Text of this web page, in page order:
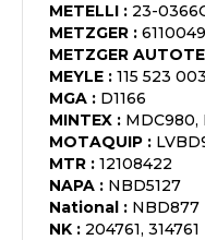
METELLI : 23-
METZGER :
METZGER
MEYLE : 115 523
MGA : D1166
MINTEX : MDC980,
MOTAQUIP :
MTR : 12108422
NAPA : NBD5127
National : NBD877
NK : 204761, 314761